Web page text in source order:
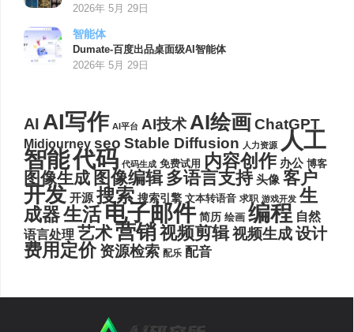
2026年 5月 29日
智能体
Dumate-百度出品桌面级AI智能体
2026年 5月 29日
AI AI写作 AI平台 AI技术AI绘画ChatGPT
Midjourney seo Stable Diffusion 人力资源 人工
智能代码 代码生成 免费试用 内容创作 办公 博客
图像生成 图像编辑 多语言支持 头像 客户
开发 开源 搜索 搜索引擎 文本转语音 求职 游戏开发 生
成器生活电子邮件 简历 绘画 编程 自然
语言处理 艺术营销视频剪辑视频生成设计
费用定价 资源检索 配乐 配音